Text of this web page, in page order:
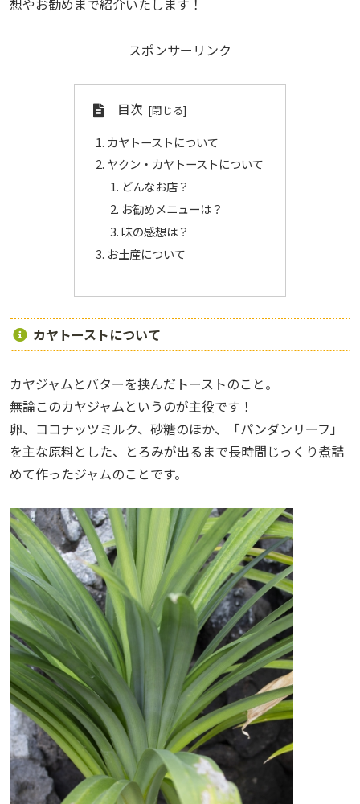
想やお勧めまで紹介いたします！
スポンサーリンク
目次
カヤトーストについて
ヤクン・カヤトーストについて
どんなお店？
お勧めメニューは？
味の感想は？
お土産について
カヤトーストについて
カヤジャムとバターを挟んだトーストのこと。
無論このカヤジャムというのが主役です！
卵、ココナッツミルク、砂糖のほか、「パンダンリーフ」
を主な原料とした、とろみが出るまで長時間じっくり煮詰
めて作ったジャムのことです。